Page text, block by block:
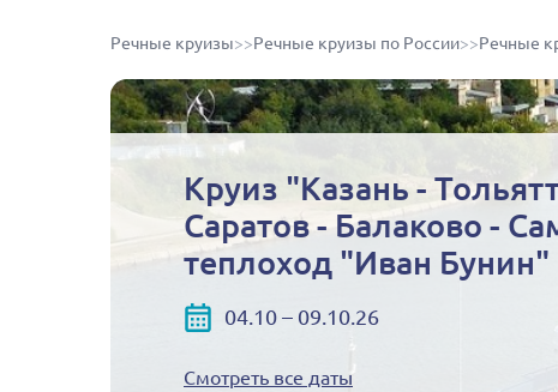
Речные круизы>>Речные круизы по России>>Речные
Круиз "Казань -
Саратов - Балаково -
теплоход "Иван Бунин"
04.10 – 09.10.26
Смотреть все даты